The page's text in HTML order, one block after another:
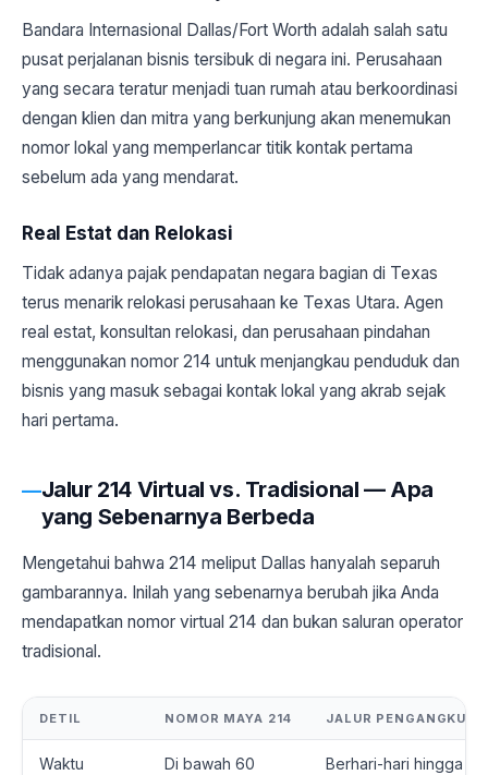
Bandara Internasional Dallas/Fort Worth adalah salah satu
pusat perjalanan bisnis tersibuk di negara ini. Perusahaan
yang secara teratur menjadi tuan rumah atau berkoordinasi
dengan klien dan mitra yang berkunjung akan menemukan
nomor lokal yang memperlancar titik kontak pertama
sebelum ada yang mendarat.
Real Estat dan Relokasi
Tidak adanya pajak pendapatan negara bagian di Texas
terus menarik relokasi perusahaan ke Texas Utara. Agen
real estat, konsultan relokasi, dan perusahaan pindahan
menggunakan nomor 214 untuk menjangkau penduduk dan
bisnis yang masuk sebagai kontak lokal yang akrab sejak
hari pertama.
Jalur 214 Virtual vs. Tradisional — Apa
yang Sebenarnya Berbeda
Mengetahui bahwa 214 meliput Dallas hanyalah separuh
gambarannya. Inilah yang sebenarnya berubah jika Anda
mendapatkan nomor virtual 214 dan bukan saluran operator
tradisional.
DETIL NOMOR MAYA 214 JALUR PENGANGKUT
Waktu
Di bawah 60
Berhari-hari hingga